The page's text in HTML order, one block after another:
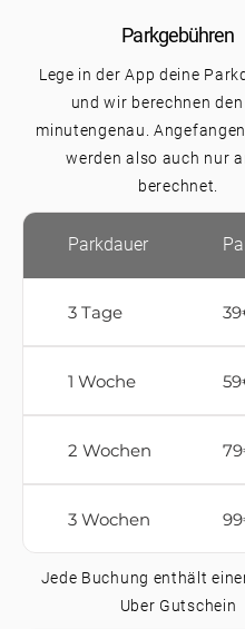
Parkgebühren
Lege in der App deine
und wir berechnen
minutengenau.
werden also auch nur
berechnet.
Parkdauer
3 Tage
1 Woche
2 Wochen
3 Wochen
Jede Buchung enthält
Uber Gutschein